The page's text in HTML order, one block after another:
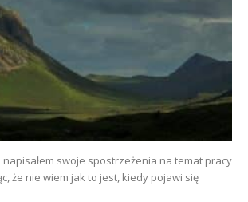
napisałem swoje spostrzeżenia na temat pracy
że nie wiem jak to jest, kiedy pojawi się